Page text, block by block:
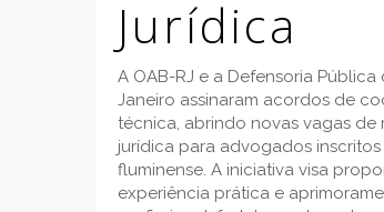
Jurídica
A OAB-RJ e a Defensoria Pública
Janeiro assinaram acordos de
técnica, abrindo novas vagas de
jurídica para advogados
fluminense. A iniciativa visa
experiência prática e